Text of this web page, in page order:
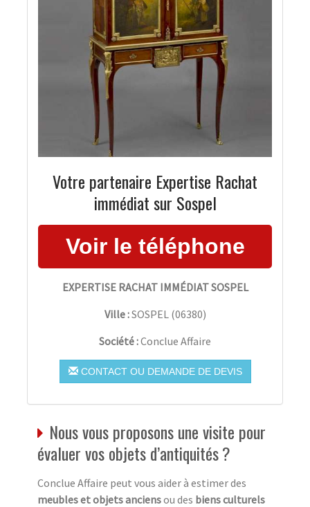
Votre partenaire Expertise Rachat
immédiat sur Sospel
EXPERTISE RACHAT IMMÉDIAT SOSPEL
Ville :SOSPEL (06380)
Société :Conclue Affaire
CONTACT OU DEMANDE DE DEVIS
Nous vous proposons une visite pour
évaluer vos objets d’antiquités ?
Conclue Affaire peut vous aider à estimer des
meubles et objets anciensou des biens culturels